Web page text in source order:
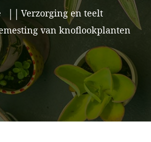
Verzorging en teelt
van knoflookplanten